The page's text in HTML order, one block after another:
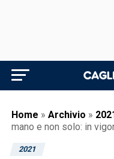
Home » Archivio »
mano e non solo: in
2021